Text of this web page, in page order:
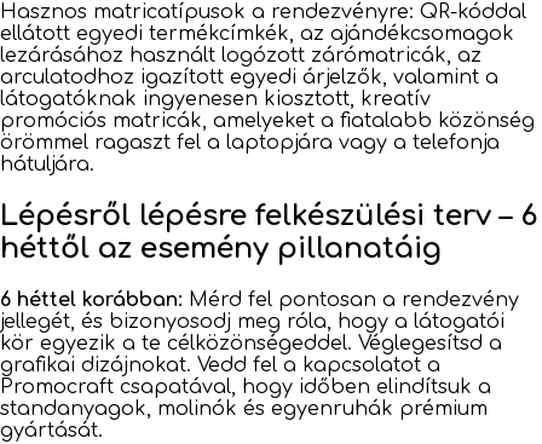
Hasznos matricatípusok a rendezvényre: QR-kóddal
ellátott egyedi termékcímkék, az ajándékcsomagok
lezárásához használt logózott zárómatricák, az
arculatodhoz igazított egyedi árjelzők, valamint a
látogatóknak ingyenesen kiosztott, kreatív
promóciós matricák, amelyeket a fiatalabb közönség
örömmel ragaszt fel a laptopjára vagy a telefonja
hátuljára.
Lépésről lépésre felkészülési terv – 6
héttől az esemény pillanatáig
6 héttel korábban: Mérd fel pontosan a rendezvény
jellegét, és bizonyosodj meg róla, hogy a látogatói
kör egyezik a te célközönségeddel. Véglegesítsd a
grafikai dizájnokat. Vedd fel a kapcsolatot a
Promocraft csapatával, hogy időben elindítsuk a
standanyagok, molinók és egyenruhák prémium
gyártását.